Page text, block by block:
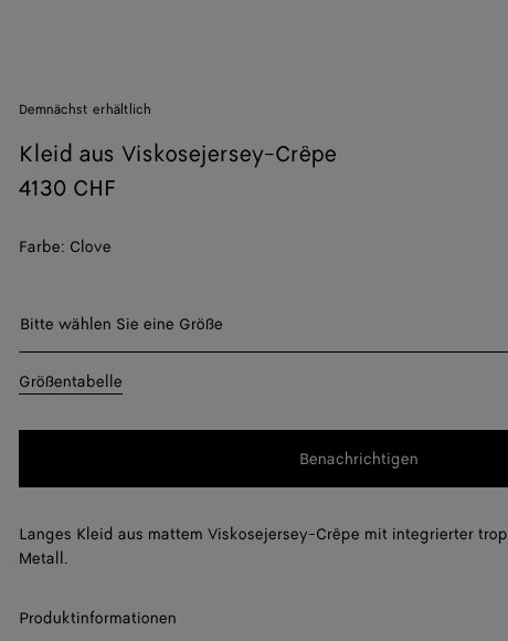
Demnächst erhältlich
Kleid aus Viskosejersey-Crêpe
4130 CHF
Farbe: Clove
Bitte wählen Sie eine Größe
Bitte wählen Sie eine Größe
36
Größentabelle
Benachrichtigen
Bitte
eine
Langes Kleid aus mattem Viskosejersey-Crêpe mit integrierter
Metall.
Produktinformationen